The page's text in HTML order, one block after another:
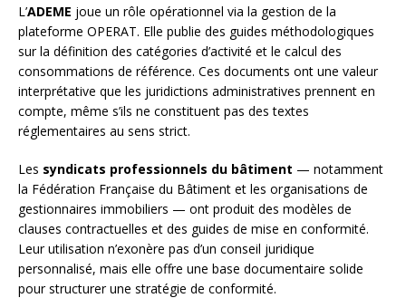
L’ADEME joue un rôle opérationnel via la gestion de la
plateforme OPERAT. Elle publie des guides méthodologiques
sur la définition des catégories d’activité et le calcul des
consommations de référence. Ces documents ont une valeur
interprétative que les juridictions administratives prennent en
compte, même s’ils ne constituent pas des textes
réglementaires au sens strict.
Les syndicats professionnels du bâtiment — notamment
la Fédération Française du Bâtiment et les organisations de
gestionnaires immobiliers — ont produit des modèles de
clauses contractuelles et des guides de mise en conformité.
Leur utilisation n’exonère pas d’un conseil juridique
personnalisé, mais elle offre une base documentaire solide
pour structurer une stratégie de conformité.